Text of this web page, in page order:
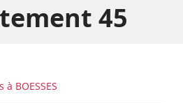
45
à BOESSES